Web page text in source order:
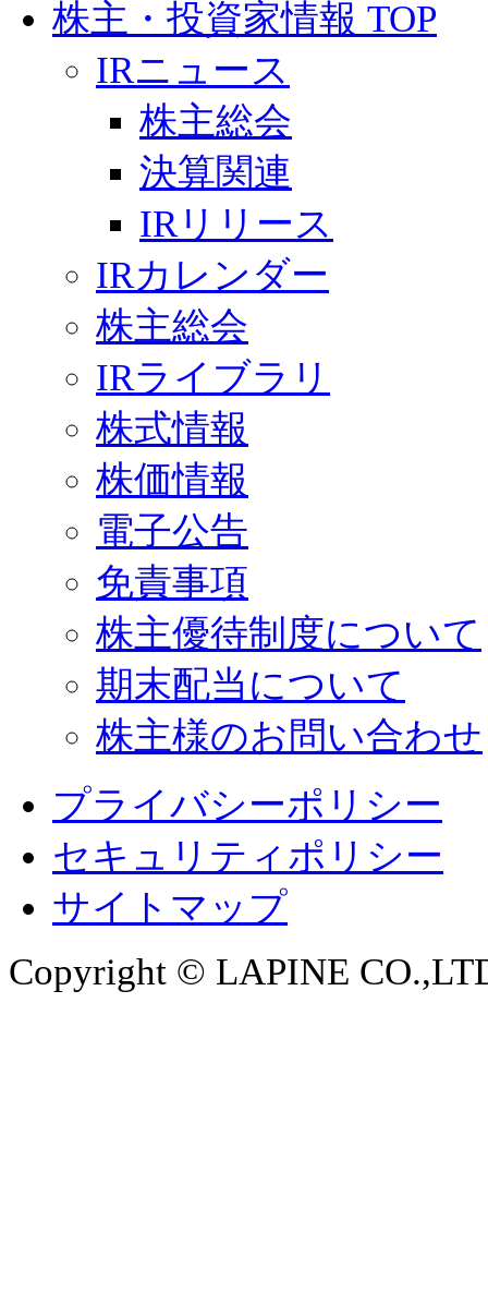
株主・投資家情報 TOP
IRニュース
株主総会
決算関連
IRリリース
IRカレンダー
株主総会
IRライブラリ
株式情報
株価情報
電子公告
免責事項
株主優待制度について
期末配当について
株主様のお問い合わせ
プライバシーポリシー
セキュリティポリシー
サイトマップ
Copyright © LAPINE